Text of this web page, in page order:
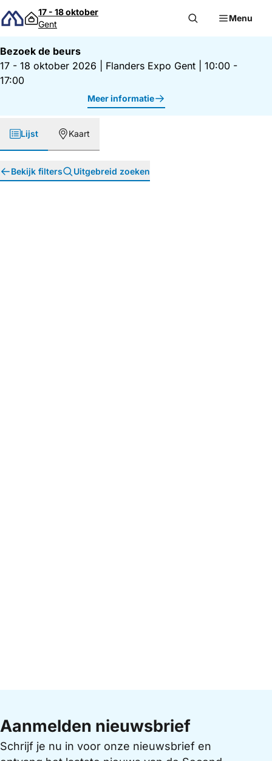
Direct naar inhoud
17 - 18 oktober
Gent
Menu
Bezoek de beurs
17 - 18 oktober 2026
Flanders Expo Gent
10:00 -
17:00
Meer informatie
Lijst Kaart
Bekijk filters Uitgebreid zoeken
Aanmelden nieuwsbrief
Schrijf je nu in voor onze nieuwsbrief en